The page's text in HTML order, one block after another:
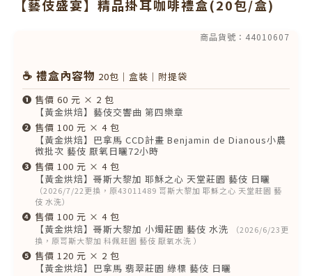
【藝伎盛宴】精品掛耳咖啡禮盒(20包/盒)
商品貨號：44010607
☕ 禮盒內容物 20包｜盒裝｜附提袋
❶ 售價 60 元 × 2 包
【黃金烘焙】藝伎交響曲 第四樂章
❷ 售價 100 元 × 4 包
【黃金烘焙】巴拿馬 CCD計畫 Benjamin de Dianous小農
微批次 藝伎 厭氧日曬72小時
❸ 售價 100 元 × 4 包
【黃金烘焙】哥斯大黎加 耶穌之心 天堂莊園 藝伎 日曬
（2026/7/22更換，原43011489 哥斯大黎加 耶穌之心 天堂莊園 藝
伎 水洗）
❹ 售價 100 元 × 4 包
【黃金烘焙】哥斯大黎加 小燭莊園 藝伎 水洗
（2026/6/23更
換，原哥斯大黎加 科佩莊園 藝伎 厭氧水洗 ）
❺ 售價 120 元 × 2 包
【黃金烘焙】巴拿馬 翡翠莊園 綠標 藝伎 日曬